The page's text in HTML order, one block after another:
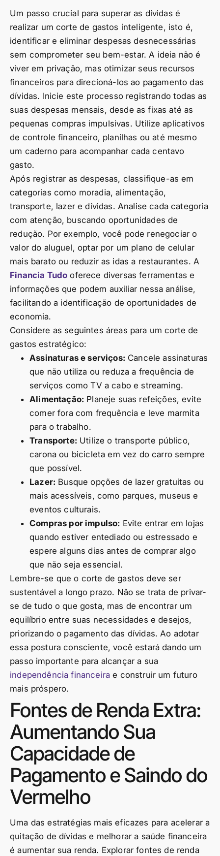
Um passo crucial para superar as dívidas é
realizar um corte de gastos inteligente, isto é,
identificar e eliminar despesas desnecessárias
sem comprometer seu bem-estar. A ideia não é
viver em privação, mas otimizar seus recursos
financeiros para direcioná-los ao pagamento das
dívidas. Inicie este processo registrando todas as
suas despesas mensais, desde as fixas até as
pequenas compras impulsivas. Utilize aplicativos
de controle financeiro, planilhas ou até mesmo
um caderno para acompanhar cada centavo
gasto.
Após registrar as despesas, classifique-as em
categorias como moradia, alimentação,
transporte, lazer e dívidas. Analise cada categoria
com atenção, buscando oportunidades de
redução. Por exemplo, você pode renegociar o
valor do aluguel, optar por um plano de celular
mais barato ou reduzir as idas a restaurantes. A
Financia Tudo oferece diversas ferramentas e
informações que podem auxiliar nessa análise,
facilitando a identificação de oportunidades de
economia.
Considere as seguintes áreas para um corte de
gastos estratégico:
Assinaturas e serviços: Cancele assinaturas
que não utiliza ou reduza a frequência de
serviços como TV a cabo e streaming.
Alimentação: Planeje suas refeições, evite
comer fora com frequência e leve marmita
para o trabalho.
Transporte: Utilize o transporte público,
carona ou bicicleta em vez do carro sempre
que possível.
Lazer: Busque opções de lazer gratuitas ou
mais acessíveis, como parques, museus e
eventos culturais.
Compras por impulso: Evite entrar em lojas
quando estiver entediado ou estressado e
espere alguns dias antes de comprar algo
que não seja essencial.
Lembre-se que o corte de gastos deve ser
sustentável a longo prazo. Não se trata de privar-
se de tudo o que gosta, mas de encontrar um
equilíbrio entre suas necessidades e desejos,
priorizando o pagamento das dívidas. Ao adotar
essa postura consciente, você estará dando um
passo importante para alcançar a sua
independência financeira e construir um futuro
mais próspero.
Fontes de Renda Extra:
Aumentando Sua
Capacidade de
Pagamento e Saindo do
Vermelho
Uma das estratégias mais eficazes para acelerar a
quitação de dívidas e melhorar a saúde financeira
é aumentar sua renda. Explorar fontes de renda